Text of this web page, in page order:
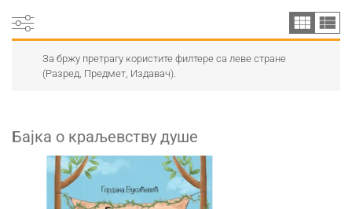
За бржу претрагу користите филтере са леве стране
(Разред, Предмет, Издавач).
Бајка о краљевству душе